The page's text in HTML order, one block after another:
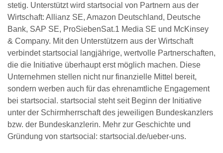
stetig. Unterstützt wird startsocial von Partnern aus der
Wirtschaft: Allianz SE, Amazon Deutschland, Deutsche
Bank, SAP SE, ProSiebenSat.1 Media SE und McKinsey
& Company. Mit den Unterstützern aus der Wirtschaft
verbindet startsocial langjährige, wertvolle Partnerschaften,
die die Initiative überhaupt erst möglich machen. Diese
Unternehmen stellen nicht nur finanzielle Mittel bereit,
sondern werben auch für das ehrenamtliche Engagement
bei startsocial. startsocial steht seit Beginn der Initiative
unter der Schirmherrschaft des jeweiligen Bundeskanzlers
bzw. der Bundeskanzlerin. Mehr zur Geschichte und
Gründung von startsocial: startsocial.de/ueber-uns.